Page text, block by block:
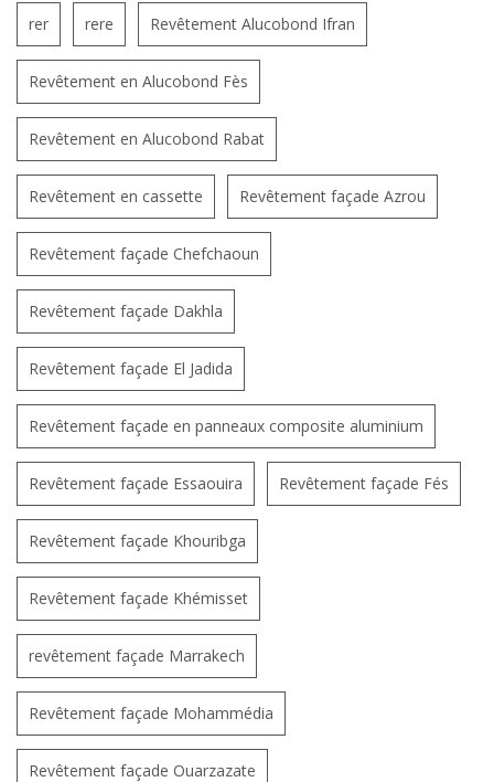
rer rere Revêtement Alucobond Ifran
Revêtement en Alucobond Fès
Revêtement en Alucobond Rabat
Revêtement en cassette Revêtement façade Azrou
Revêtement façade Chefchaoun
Revêtement façade Dakhla
Revêtement façade El Jadida
Revêtement façade en panneaux composite aluminium
Revêtement façade Essaouira Revêtement façade Fés
Revêtement façade Khouribga
Revêtement façade Khémisset
revêtement façade Marrakech
Revêtement façade Mohammédia
Revêtement façade Ouarzazate